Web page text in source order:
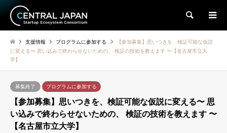
検索
支援情報 プログラムに参加する
【参加募集】思いつきを、検証可能な仮説
に変える〜 思い込みで終わらせないための、 検証の技術を教えます 〜【名古屋市立大
学】
募集終了 プログラムに参加する
【参加募集】思いつきを、検証可能な仮説に変える〜 思
い込みで終わらせないための、 検証の技術を教えます 〜
【名古屋市立大学】